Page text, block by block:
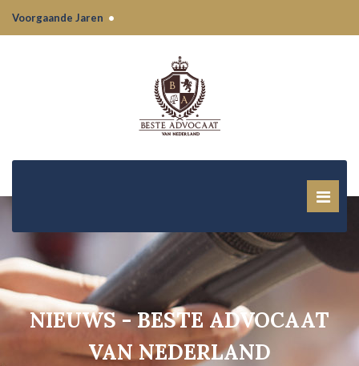
Voorgaande Jaren •
NIEUWS - BESTE ADVOCAAT
VAN NEDERLAND